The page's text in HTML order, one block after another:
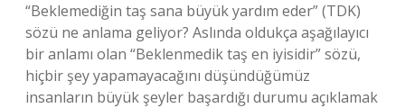
“Beklemediğin taş sana büyük yardım eder” (TDK)
sözü ne anlama geliyor? Aslında oldukça aşağılayıcı
bir anlamı olan “Beklenmedik taş en iyisidir” sözü,
hiçbir şey yapamayacağını düşündüğümüz
insanların büyük şeyler başardığı durumu açıklamak